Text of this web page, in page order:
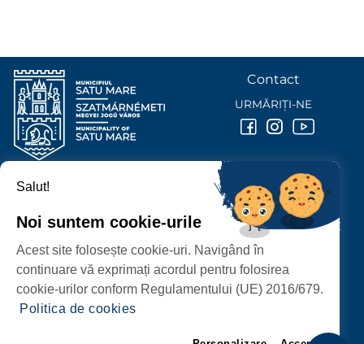
PROTECȚIA DATELOR PERSONALE
PRIMĂRIA MUNICIPIULUI
P-ȚA 25 OCTOMBRIE, NR. 1 CORP M, 440026 SATU MARE
Contact
URMĂRIȚI-NE
Salut!
Noi suntem cookie-urile
Acest site folosește cookie-uri. Navigând în
continuare vă exprimați acordul pentru folosirea
cookie-urilor conform Regulamentului (UE) 2016/679.
Politica de cookies